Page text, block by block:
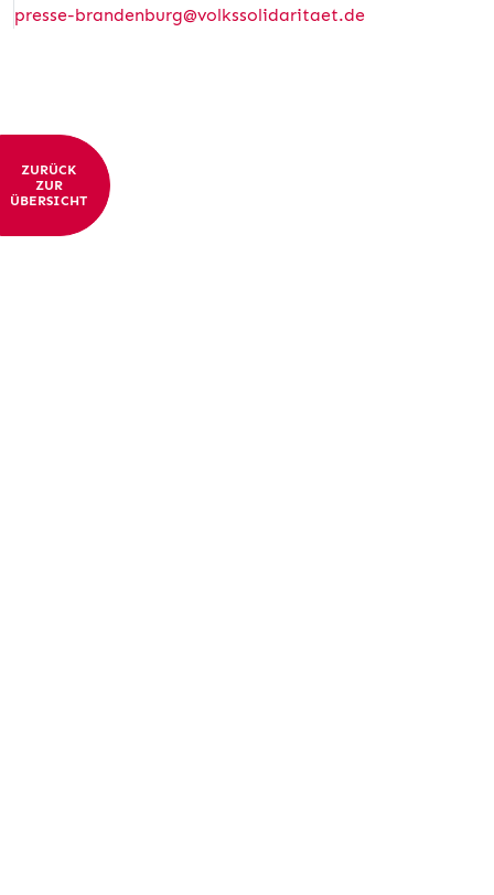
presse-brandenburg@volkssolidaritaet.de
ZURÜCK
ZUR
ÜBERSICHT